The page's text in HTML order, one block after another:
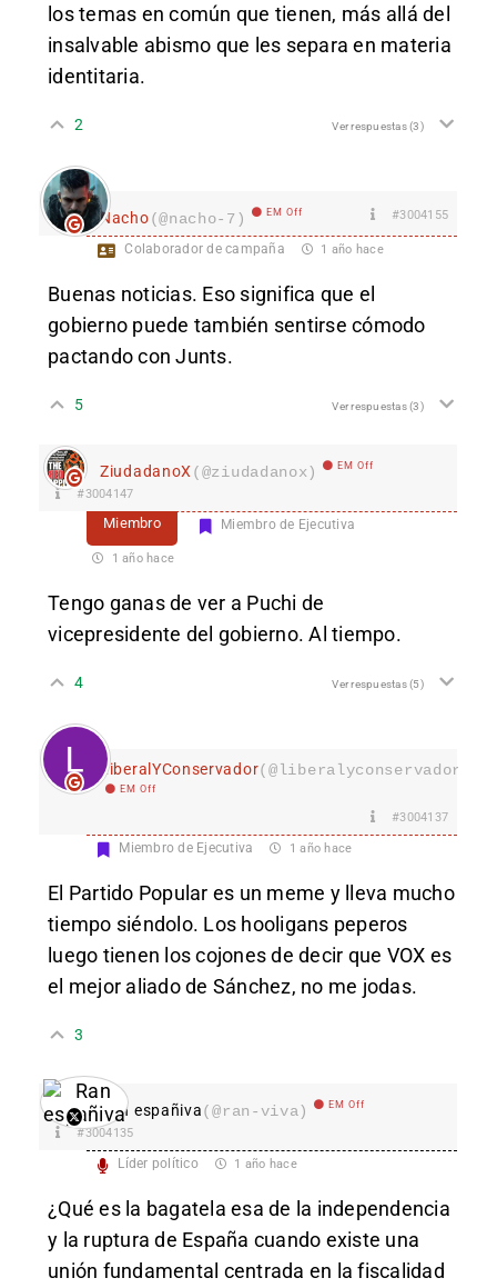
los temas en común que tienen, más allá del
insalvable abismo que les separa en materia
identitaria.
2 Ver respuestas(3)
Nacho(@nacho-7) EM Off #3004155
Colaborador de campaña 1 año hace
Buenas noticias. Eso significa que el
gobierno puede también sentirse cómodo
pactando con Junts.
5 Ver respuestas(3)
ZiudadanoX (@ziudadanox) EM Off
#3004147
Miembro Miembro de Ejecutiva
1 año hace
Tengo ganas de ver a Puchi de
vicepresidente del gobierno. Al tiempo.
4 Ver respuestas(5)
LiberalYConservador
EM Off
#3004137
Miembro de Ejecutiva 1 año hace
El Partido Popular es un meme y lleva mucho
tiempo siéndolo. Los hooligans peperos
luego tienen los cojones de decir que VOX es
el mejor aliado de Sánchez, no me jodas.
3
Ran españiva(@ran-viva) EM Off
#3004135
Líder político 1 año hace
¿Qué es la bagatela esa de la independencia
y la ruptura de España cuando existe una
unión fundamental centrada en la fiscalidad